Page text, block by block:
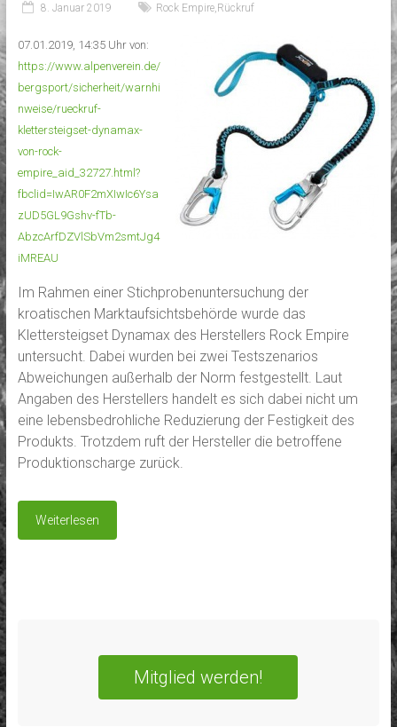
8. Januar 2019 Rock Empire, Rückruf
07.01.2019, 14:35 Uhr von:
https://www.alpenverein.de/
bergsport/sicherheit/warnhi
nweise/rueckruf-
klettersteigset-dynamax-
von-rock-
empire_aid_32727.html?
fbclid=IwAR0F2mXIwIc6Ysa
zUD5GL9Gshv-fTb-
AbzcArfDZVlSbVm2smtJg4
iMREAU
Im Rahmen einer Stichprobenuntersuchung der
kroatischen Marktaufsichtsbehörde wurde das
Klettersteigset Dynamax des Herstellers Rock Empire
untersucht. Dabei wurden bei zwei Testszenarios
Abweichungen außerhalb der Norm festgestellt. Laut
Angaben des Herstellers handelt es sich dabei nicht um
eine lebensbedrohliche Reduzierung der Festigkeit des
Produkts. Trotzdem ruft der Hersteller die betroffene
Produktionscharge zurück.
Weiterlesen
Mitglied werden!